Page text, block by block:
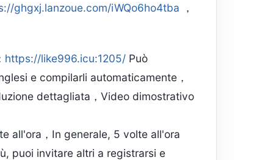
ghgxj.lanzoue.com/iWQo6ho4tba ，
https://like996.icu:1205/ Può
e compilarli automaticamente，
dettagliata，Video dimostrativo
all'ora，In generale, 5 volte all'ora
puoi invitare altri a registrarsi e